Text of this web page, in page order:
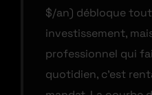
$/an) débloque
investissement,
professionnel qui
quotidien, c’est